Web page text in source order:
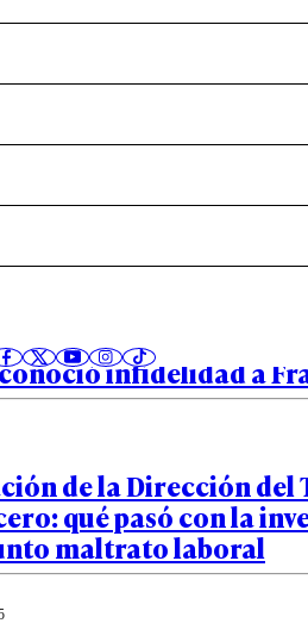
La declaración de Karol
infidelidad a
de la Dirección del
qué pasó con la
maltrato laboral